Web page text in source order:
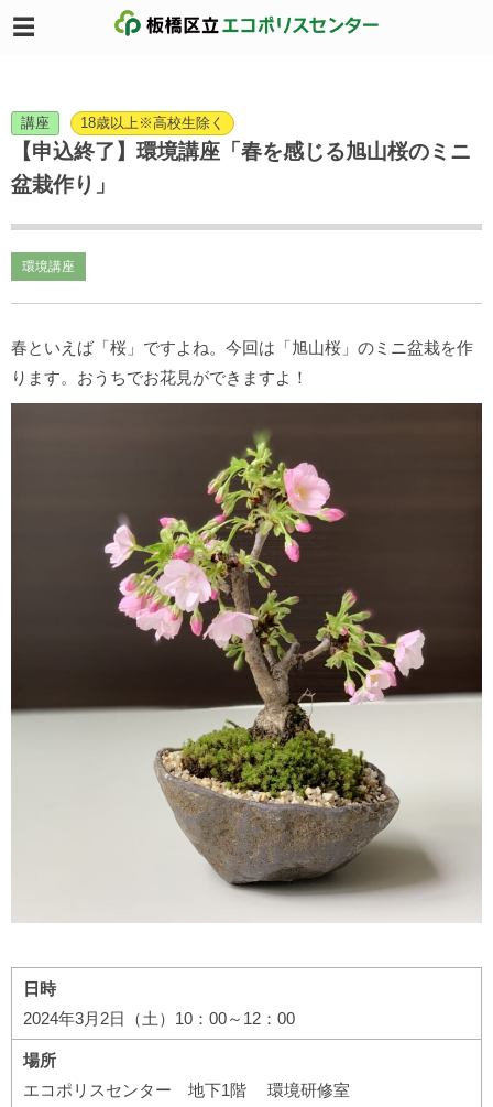
講座 18歳以上※高校生除く
【申込終了】環境講座「春を感じる旭山桜のミニ
盆栽作り」
環境講座
春といえば「桜」ですよね。今回は「旭山桜」のミニ盆栽を作
ります。おうちでお花見ができますよ！
日時
2024年3月2日（土）10：00～12：00
場所
エコポリスセンター 地下1階 環境研修室